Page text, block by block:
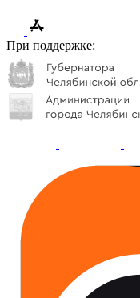
При поддержке: